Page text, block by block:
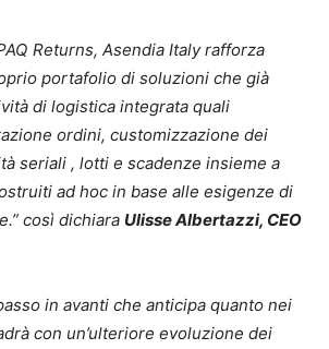
Returns, Asendia Italy rafforza
portafolio di soluzioni che già
di logistica integrata quali
ordini, customizzazione dei
seriali , lotti e scadenze insieme a
ad hoc in base alle esigenze di
così dichiara Ulisse Albertazzi, CEO
in avanti che anticipa quanto nei
con un’ulteriore evoluzione dei